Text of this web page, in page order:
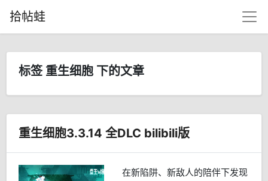
拾帖蛙
标签 重生细胞 下的文章
重生细胞3.3.14 全DLC bilibili版
在新陷阱、新敌人的陪伴下发现